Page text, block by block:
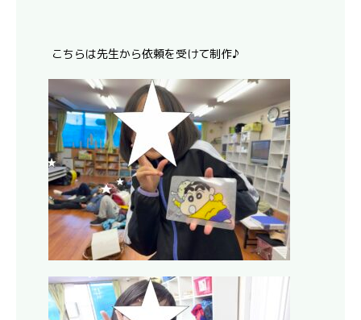
こちらは先生から依頼を受けて制作♪